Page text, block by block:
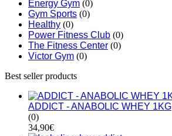
Energy Gym (0)
Gym Sports (0)
Healthy (0)
Power Fitness Club (0)
The Fitness Center (0)
Victor Gym (0)
Best seller products
ADDICT - ANABOLIC WHEY 1KG
(0)
34,90€